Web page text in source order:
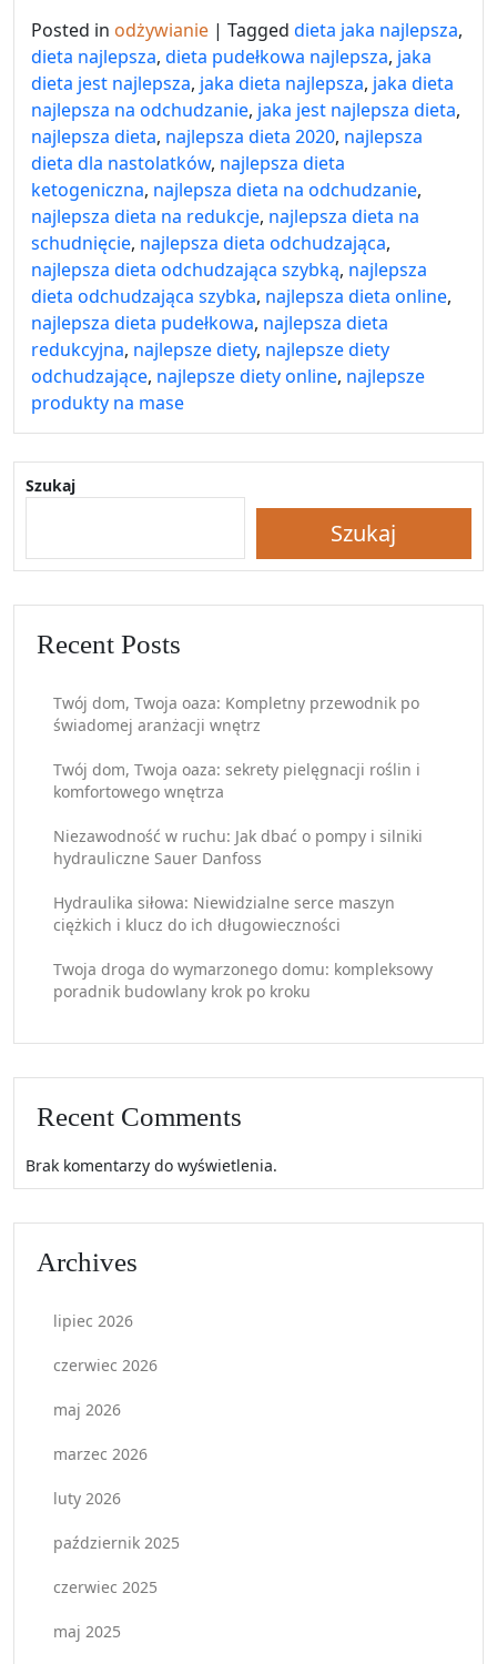
Posted in odżywianie | Tagged dieta jaka najlepsza,
dieta najlepsza, dieta pudełkowa najlepsza, jaka
dieta jest najlepsza, jaka dieta najlepsza, jaka dieta
najlepsza na odchudzanie, jaka jest najlepsza dieta,
najlepsza dieta, najlepsza dieta 2020, najlepsza
dieta dla nastolatków, najlepsza dieta
ketogeniczna, najlepsza dieta na odchudzanie,
najlepsza dieta na redukcje, najlepsza dieta na
schudnięcie, najlepsza dieta odchudzająca,
najlepsza dieta odchudzająca szybką, najlepsza
dieta odchudzająca szybka, najlepsza dieta online,
najlepsza dieta pudełkowa, najlepsza dieta
redukcyjna, najlepsze diety, najlepsze diety
odchudzające, najlepsze diety online, najlepsze
produkty na mase
Szukaj
Szukaj
Recent Posts
Twój dom, Twoja oaza: Kompletny przewodnik po
świadomej aranżacji wnętrz
Twój dom, Twoja oaza: sekrety pielęgnacji roślin i
komfortowego wnętrza
Niezawodność w ruchu: Jak dbać o pompy i silniki
hydrauliczne Sauer Danfoss
Hydraulika siłowa: Niewidzialne serce maszyn
ciężkich i klucz do ich długowieczności
Twoja droga do wymarzonego domu: kompleksowy
poradnik budowlany krok po kroku
Recent Comments
Brak komentarzy do wyświetlenia.
Archives
lipiec 2026
czerwiec 2026
maj 2026
marzec 2026
luty 2026
październik 2025
czerwiec 2025
maj 2025